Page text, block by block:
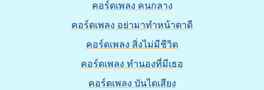
คอร์ดเพลง คนกลาง
คอร์ดเพลง อย่ามาทำหน้าตาดี
คอร์ดเพลง สิ่งไม่มีชีวิต
คอร์ดเพลง ทำนองที่มีเธอ
คอร์ดเพลง บันไดเสียง